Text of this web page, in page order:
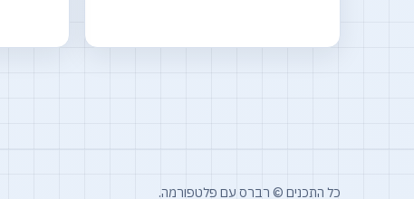
כל התכנים © רברס עם פלטפורמה.